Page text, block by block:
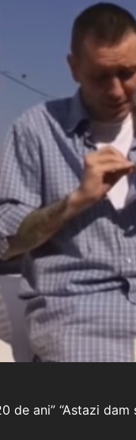
de ani” “Astazi